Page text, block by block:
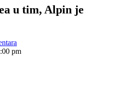
u tim, Alpin je
pm